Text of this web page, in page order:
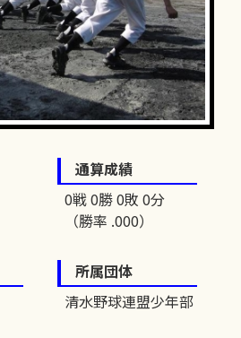
通算成績
0戦 0勝 0敗 0分
（勝率 .000）
所属団体
清水野球連盟少年部